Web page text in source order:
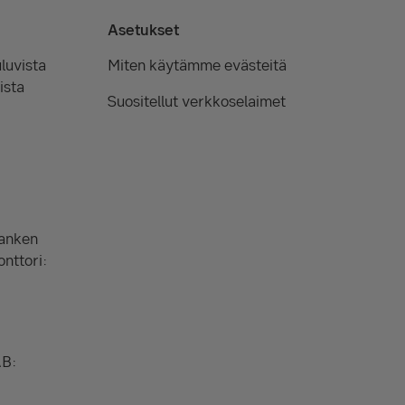
Asetukset
Miten käytämme evästeitä
Suositellut verkkoselaimet